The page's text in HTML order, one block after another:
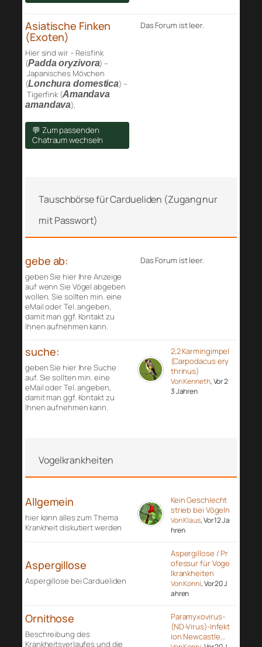
Asiatische Finken
(Exoten)
Hier sind wir – Reisfink
(Padda oryzivora) –
Japanisches Mövchen
(Lonchura domestica) –
Tigerfink (Amandava
amandava),
💬 Zum passenden
Chatraum wechseln
Das Forum ist leer.
Tauschbörse für Cardueliden (Zugang nur
mit Passwort)
gebe ab:
geben Sie hier Ihre Anzeige
auf wenn Sie Vögel abgeben
wollen. Sie sollten min. eine
eMail oder Tel. angeben,
damit man ggf. Kontakt zu
Ihnen aufnehmen kann.
Das Forum ist leer.
suche:
geben Sie hier Ihre Suche
auf. Sie sollten min. eine
eMail oder Tel. angeben,
damit man ggf. Kontakt zu
Ihnen aufnehmen kann.
2,2 Karmingimpel
(Carpodacus ery
thrinus)
Von Kenneth, Vor 2
3 Jahren
Vogelkrankheiten
Allgemein
hier kann alles zum Thema
Krankheit diskutiert werden
Kein Geschlecht
strieb bei Vögeln
Von Klaus, Vor 12 Ja
hren
Aspergillose
Aspergillose bei Cardueliden
Aspergillose / Pr
ofessur für Voge
lkrankheiten
Von Konni, Vor 20 J
ahren
Ornithose
Beschreibung des
Krankheitsverlaufes und die
Paramyxovirus-
(ND-Virus)-Infekt
ion Newcastle…